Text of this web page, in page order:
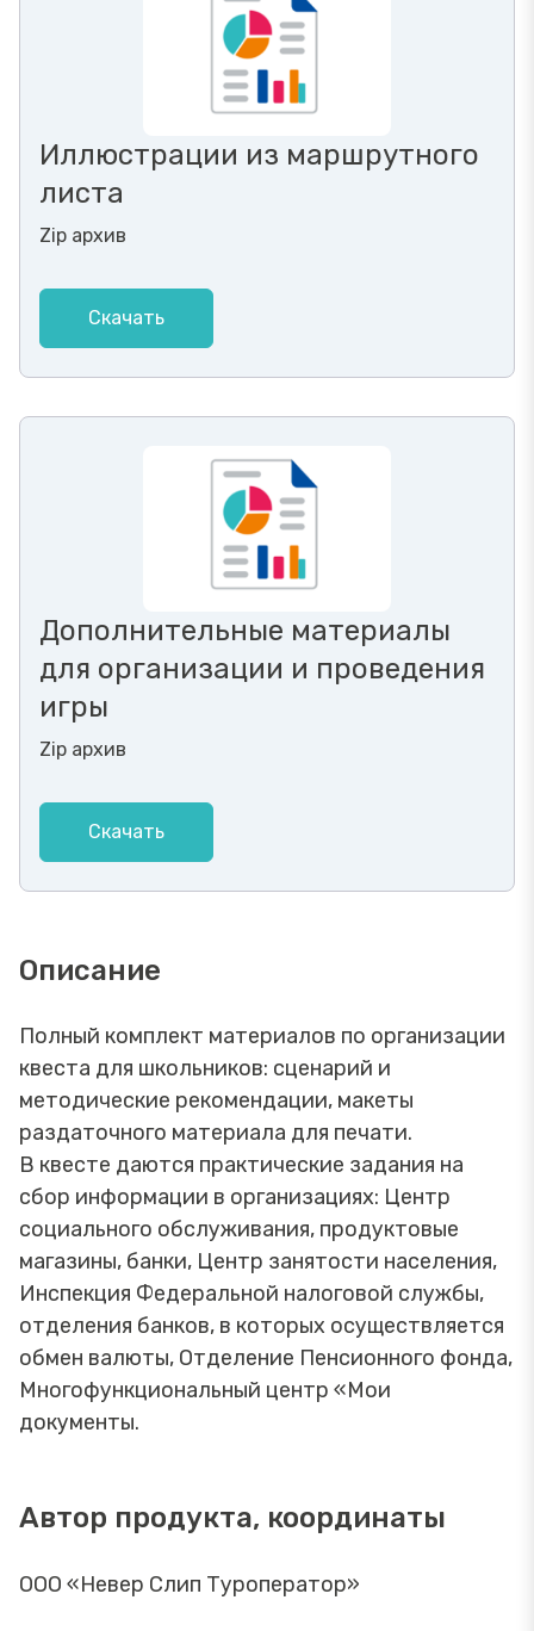
Иллюстрации из маршрутного
листа
Zip архив
Скачать
Дополнительные материалы
для организации и проведения
игры
Zip архив
Скачать
Описание
Полный комплект материалов по организации
квеста для школьников: сценарий и
методические рекомендации, макеты
раздаточного материала для печати.
В квесте даются практические задания на
сбор информации в организациях: Центр
социального обслуживания, продуктовые
магазины, банки, Центр занятости населения,
Инспекция Федеральной налоговой службы,
отделения банков, в которых осуществляется
обмен валюты, Отделение Пенсионного фонда,
Многофункциональный центр «Мои
документы.
Автор продукта, координаты
ООО «Невер Слип Туроператор»